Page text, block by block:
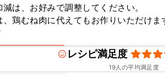
は、お好みで調整してください。
鶏むね肉に代えてもお作りいただけま
レシピ満足度
19人の平均満足度